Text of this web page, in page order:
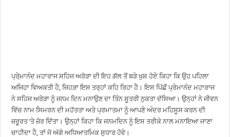
ਪ੍ਰੇ਼ਮਾਨੰਦ ਮਹਾਰਾਜ ਸਹਿਜ ਅਰੋੜਾ ਦੀ ਇਹ ਗੱਲ ਤੋਂ ਬੜੇ ਖੁਸ਼ ਹੋਏ ਕਿਹਾ ਕਿ ਉਹ ਪਹਿਲਾ
ਅਜਿਹਾ ਵਿਅਕਤੀ ਹੈ, ਜਿਹੜਾ ਇਸ ਤਰ੍ਹਾਂ ਕਹਿ ਰਿਹਾ ਹੈ। ਇਸ ਪਿੱਛੋਂ ਪ੍ਰੇਮਾਨੰਦ ਮਹਾਰਾਜ
ਨੇ ਸਹਿਜ ਅਰੋੜਾ ਨੂੰ ਜਨਮ ਦਿਨ ਮਨਾਉਣ ਦਾ ਤਿੰਨ ਸੂਤਰੀ ਨੁਕਤਾ ਦੱਸਿਆ। ਉਨ੍ਹਾਂ ਨੇ ਜੀਵਨ
ਵਿੱਚ ਨਾਮ ਸਿਮਰਨ ਦੀ ਮਹੱਤਤਾ ਅਤੇ ਪ੍ਰਮਾਤਮਾ ਨੂੰ ਆਪਣੇ ਅੰਦਰ ਮਹਿਸੂਸ ਕਰਨ ਦੀ
ਜ਼ਰੂਰਤ ‘ਤੇ ਜ਼ੋਰ ਦਿੱਤਾ। ਉਨ੍ਹਾਂ ਕਿਹਾ ਕਿ ਜਨਮਦਿਨ ਨੂੰ ਇਸ ਤਰੀਕੇ ਨਾਲ ਮਨਾਇਆ ਜਾਣਾ
ਚਾਹੀਦਾ ਹੈ, ਤਾਂ ਜੋ ਅੱਗੇ ਅਧਿਆਤਮਿਕ ਸੁਧਾਰ ਹੋਵੇ।